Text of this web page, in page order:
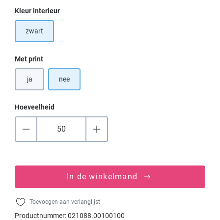
Selecteer
Kleur interieur
zwart
Selecteer
Met print
ja nee
Hoeveelheid
In de winkelmand
Toevoegen aan verlanglijst
Productnummer:021088.00100100